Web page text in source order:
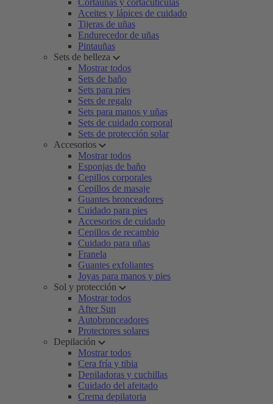
Cortaúñas y cortacutículas
Aceites y lápices de cuidado
Tijeras de uñas
Endurecedor de uñas
Pintauñas
Sets de belleza
Mostrar todos
Sets de baño
Sets para pies
Sets de regalo
Sets para manos y uñas
Sets de cuidado corporal
Sets de protección solar
Accesorios
Mostrar todos
Esponjas de baño
Cepillos corporales
Cepillos de masaje
Guantes bronceadores
Cuidado para pies
Accesorios de cuidado
Cepillos de recambio
Cuidado para uñas
Franela
Guantes exfoliantes
Joyas para manos y pies
Sol y protección
Mostrar todos
After Sun
Autobronceadores
Protectores solares
Depilación
Mostrar todos
Cera fría y tibia
Depiladoras y cuchillas
Cuidado del afeitado
Crema depilatoria